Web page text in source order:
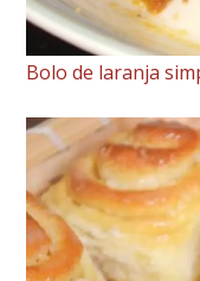
Bolo de laranja